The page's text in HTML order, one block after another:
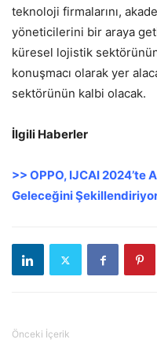
teknoloji firmalarını,
yöneticilerini bir araya
küresel lojistik
konuşmacı olarak yer
sektörünün kalbi olacak.
İlgili Haberler
>> OPPO, IJCAI 2024’te
Geleceğini
Önceki İçerik